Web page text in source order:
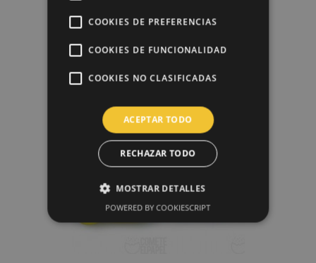
Cortador Niño Comunión Dekora
2,95 €
COOKIES DE PREFERENCIAS
COOKIES DE FUNCIONALIDAD
COOKIES NO CLASIFICADAS
ACEPTAR TODO
RECHAZAR TODO
MOSTRAR DETALLES
POWERED BY COOKIESCRIPT